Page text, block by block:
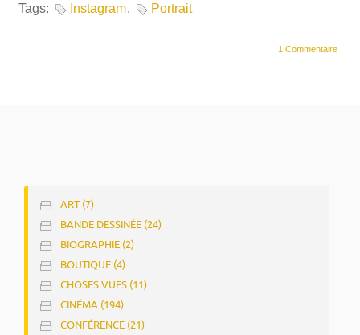
Tags: Instagram, Portrait
1 Commentaire
ART (7)
BANDE DESSINÉE (24)
BIOGRAPHIE (2)
BOUTIQUE (4)
CHOSES VUES (11)
CINÉMA (194)
CONFÉRENCE (21)